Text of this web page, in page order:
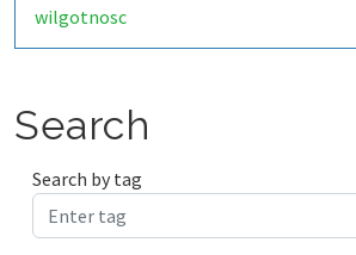
wilgotnosc
Search
Search by tag